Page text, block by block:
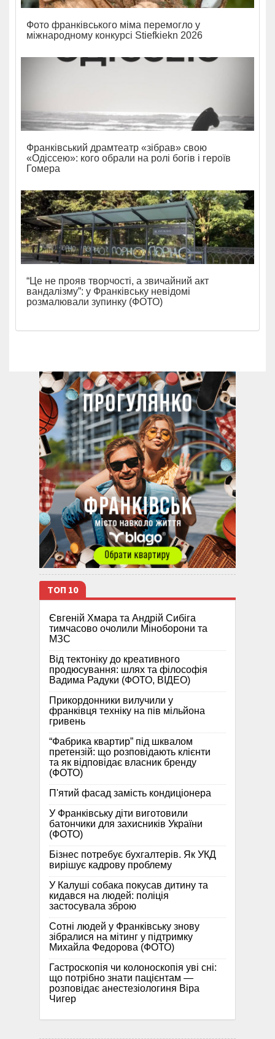
Фото франківського міма перемогло у
міжнародному конкурсі Stiefkiekn 2026
Франківський драмтеатр «зібрав» свою
«Одіссею»: кого обрали на ролі богів і героїв
Гомера
“Це не прояв творчості, а звичайний акт
вандалізму”: у Франківську невідомі
розмалювали зупинку (ФОТО)
ТОП 10
Євгеній Хмара та Андрій Сибіга
тимчасово очолили Міноборони та
МЗС
Від тектоніку до креативного
продюсування: шлях та філософія
Вадима Радуки (ФОТО, ВІДЕО)
Прикордонники вилучили у
франківця техніку на пів мільйона
гривень
“Фабрика квартир” під шквалом
претензій: що розповідають клієнти
та як відповідає власник бренду
(ФОТО)
П'ятий фасад замість кондиціонера
У Франківську діти виготовили
батончики для захисників України
(ФОТО)
Бізнес потребує бухгалтерів. Як УКД
вирішує кадрову проблему
У Калуші собака покусав дитину та
кидався на людей: поліція
застосувала зброю
Сотні людей у Франківську знову
зібралися на мітинг у підтримку
Михайла Федорова (ФОТО)
Гастроскопія чи колоноскопія уві сні:
що потрібно знати пацієнтам —
розповідає анестезіологиня Віра
Чигер